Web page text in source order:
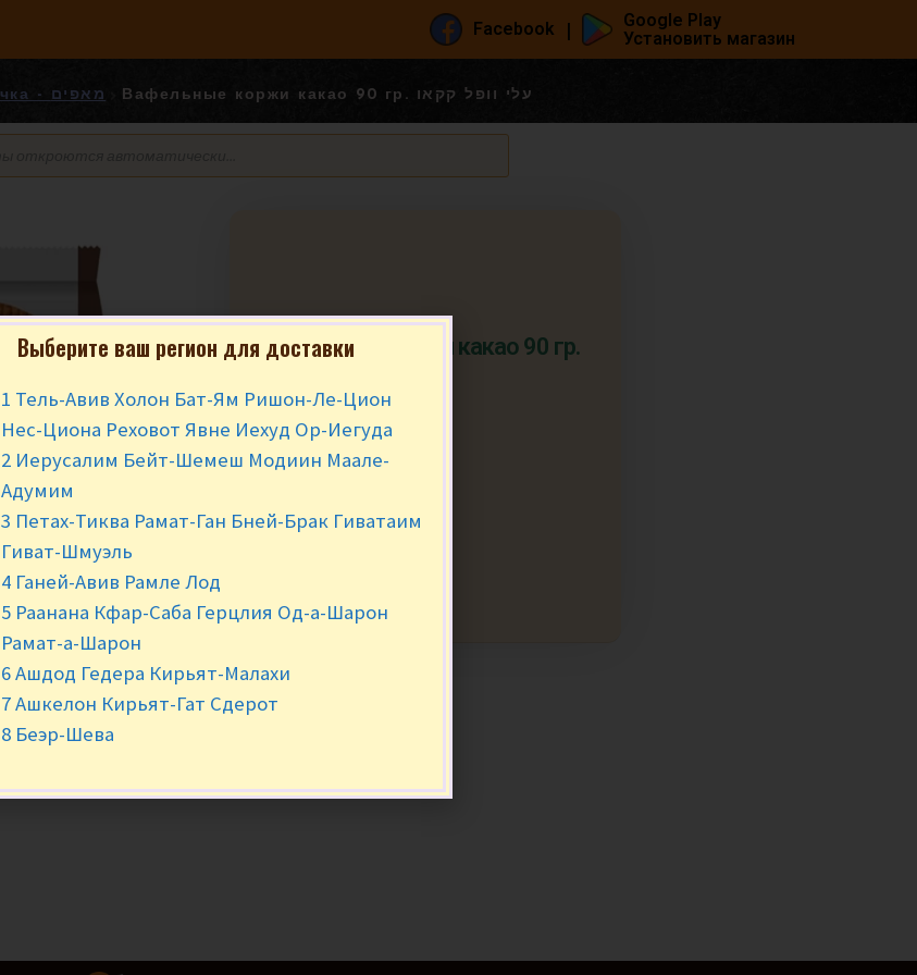
Facebook |
Google Play
Установить магазин
Выпечка - מאפים Вафельные коржи какао 90 гр. עלי וופל קקאו
Вафельные коржи какао 90 гр.
₪8.90 за уп.
Выберите ваш регион для доставки
1 Тель-Авив Холон Бат-Ям Ришон-Ле-Цион
Нес-Циона Реховот Явне Иехуд Ор-Иегуда
2 Иерусалим Бейт-Шемеш Модиин Маале-
Адумим
3 Петах-Тиква Рамат-Ган Бней-Брак Гиватаим
Гиват-Шмуэль
4 Ганей-Авив Рамле Лод
5 Раанана Кфар-Саба Герцлия Од-а-Шарон
Рамат-а-Шарон
6 Ашдод Гедера Кирьят-Малахи
7 Ашкелон Кирьят-Гат Сдерот
8 Беэр-Шева